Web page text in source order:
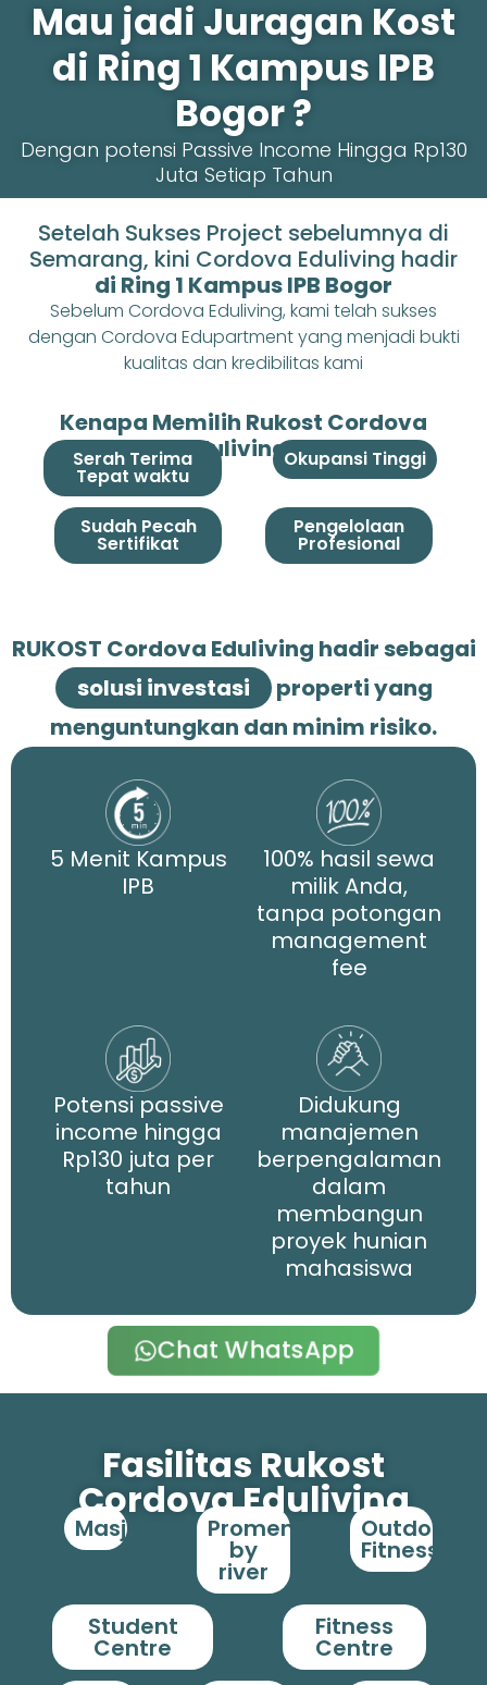
Mau jadi Juragan Kost
di Ring 1 Kampus IPB
Bogor ?
Dengan potensi Passive Income Hingga Rp130
Juta Setiap Tahun
Setelah Sukses Project sebelumnya di
Semarang, kini Cordova Eduliving hadir
di Ring 1 Kampus IPB Bogor
Sebelum Cordova Eduliving, kami telah sukses
dengan Cordova Edupartment yang menjadi bukti
kualitas dan kredibilitas kami
Kenapa Memilih Rukost Cordova
Eduliving ?
Serah Terima
Tepat waktu
Okupansi Tinggi
Sudah Pecah
Sertifikat
Pengelolaan
Profesional
RUKOST Cordova Eduliving hadir sebagai
solusi investasi
properti yang
menguntungkan dan minim risiko.
5 Menit Kampus
IPB
100% hasil sewa
milik Anda,
tanpa potongan
management
fee
Potensi passive
income hingga
Rp130 juta per
tahun
Didukung
manajemen
berpengalaman
dalam
membangun
proyek hunian
mahasiswa
Chat WhatsApp
Fasilitas Rukost
Cordova Eduliving
Masjid Promenade
by
river
Outdoor
Fitness
Student
Centre
Fitness
Centre